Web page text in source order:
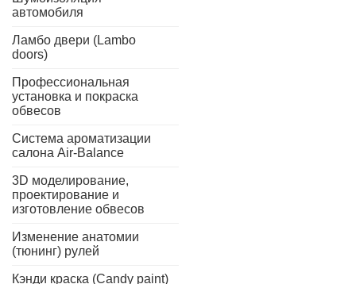
автомобиля
Ламбо двери (Lambo
doors)
Профессиональная
установка и покраска
обвесов
Система ароматизации
салона Air-Balance
3D моделирование,
проектирование и
изготовление обвесов
Изменение анатомии
(тюнинг) рулей
Кэнди краска (Candy paint)